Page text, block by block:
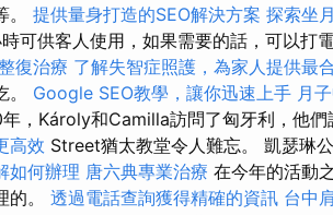
。 提供量身打造的SEO解決方案 探索坐
可供客人使用，如果需要的話，可以打
復治療 了解失智症照護，為家人提供最
。 Google SEO教學，讓你迅速上手 月
，Károly和Camilla訪問了匈牙利，他
高效 Street猶太教堂令人難忘。 凱瑟琳
如何辦理 唐六典專業治療 在今年的活動
的。 透過電話查詢獲得精確的資訊 台中